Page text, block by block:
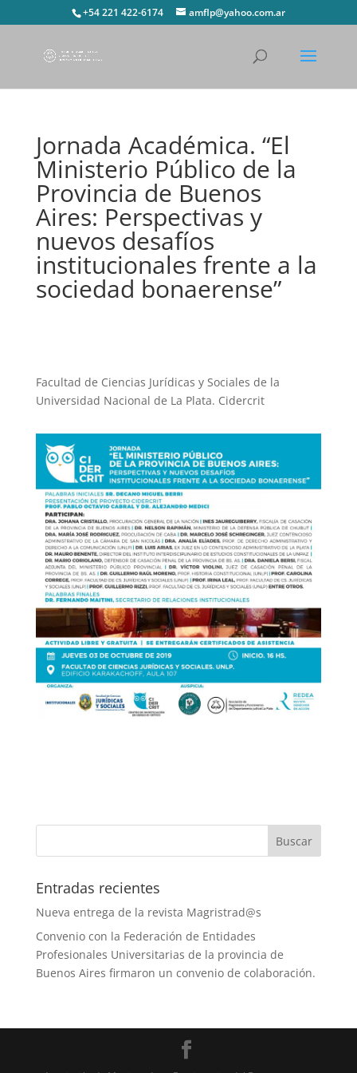
+54 221 422-6174 amflp@yahoo.com.ar
Jornada Académica. “El
Ministerio Público de la
Provincia de Buenos
Aires: Perspectivas y
nuevos desafíos
institucionales frente a la
sociedad bonaerense”
Facultad de Ciencias Jurídicas y Sociales de la
Universidad Nacional de La Plata. Cidercrit
Entradas recientes
Nueva entrega de la revista Magristrad@s
Convenio con la Federación de Entidades
Profesionales Universitarias de la provincia de
Buenos Aires firmaron un convenio de colaboración.